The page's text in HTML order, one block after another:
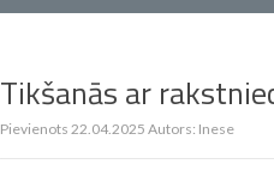
Tikšanās ar
Pievienots 22.04.2025 Autors: Inese